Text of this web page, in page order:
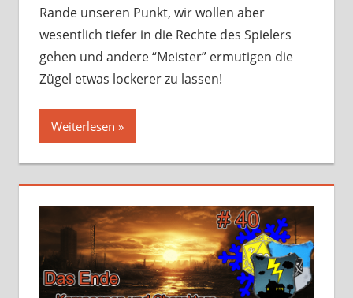
Rande unseren Punkt, wir wollen aber
wesentlich tiefer in die Rechte des Spielers
gehen und andere “Meister” ermutigen die
Zügel etwas lockerer zu lassen!
Weiterlesen